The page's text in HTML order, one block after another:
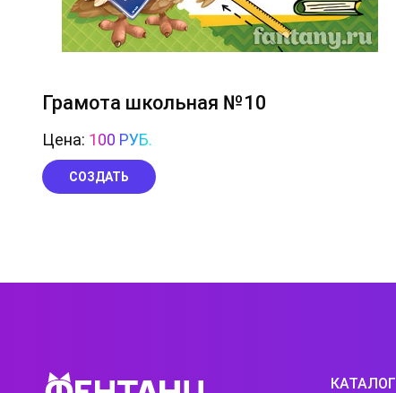
Грамота школьная №10
Цена: 100 РУБ.
СОЗДАТЬ
КАТАЛОГ